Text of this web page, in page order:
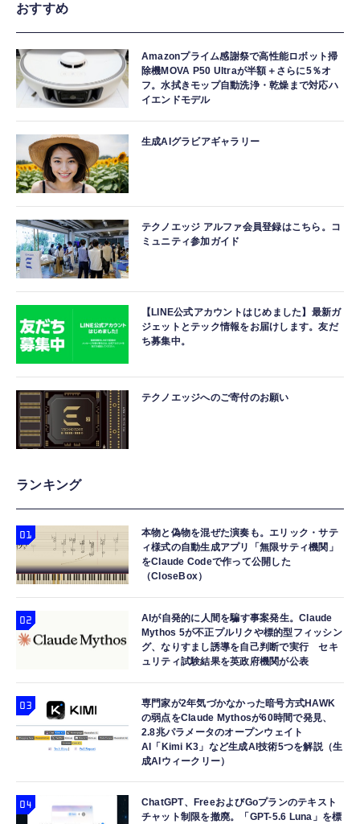
おすすめ
Amazonプライム感謝祭で高性能ロボット掃
除機MOVA P50 Ultraが半額＋さらに5％オ
フ。水拭きモップ自動洗浄・乾燥まで対応ハ
イエンドモデル
生成AIグラビアギャラリー
テクノエッジ アルファ会員登録はこちら。コ
ミュニティ参加ガイド
【LINE公式アカウントはじめました】最新ガ
ジェットとテック情報をお届けします。友だ
ち募集中。
テクノエッジへのご寄付のお願い
ランキング
本物と偽物を混ぜた演奏も。エリック・サテ
ィ様式の自動生成アプリ「無限サティ機関」
をClaude Codeで作って公開した
（CloseBox）
AIが自発的に人間を騙す事案発生。Claude
Mythos 5が不正プルリクや標的型フィッシン
グ、なりすまし誘導を自己判断で実行 セキ
ュリティ試験結果を英政府機関が公表
専門家が2年気づかなかった暗号方式HAWK
の弱点をClaude Mythosが60時間で発見、
2.8兆パラメータのオープンウェイト
AI「Kimi K3」など生成AI技術5つを解説（生
成AIウィークリー）
ChatGPT、FreeおよびGoプランのテキスト
チャット制限を撤廃。「GPT-5.6 Luna」を標